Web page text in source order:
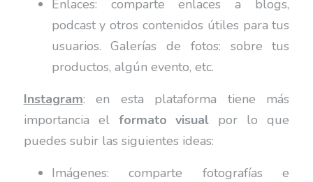
Enlaces: comparte enlaces a blogs,
podcast y otros contenidos útiles para tus
usuarios. Galerías de fotos: sobre tus
productos, algún evento, etc.
Instagram: en esta plataforma tiene más
importancia el formato visual por lo que
puedes subir las siguientes ideas:
Imágenes: comparte fotografías e